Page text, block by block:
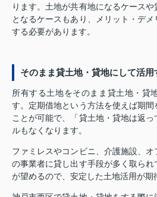
ります。土地が共有地になるケース
となるケースもあり、メリット・デ
する必要があります。
そのまま貸土地・貸地にして活用
所有する土地をそのまま貸土地・貸
す。定期借地という方法を使えば期
ことが可能で、「貸土地・貸地は返
ルもなくなります。
ファミレスやコンビニ、介護施設、
の事業者に貸し出す手段が多く取ら
が望めるので、安定した土地活用が期